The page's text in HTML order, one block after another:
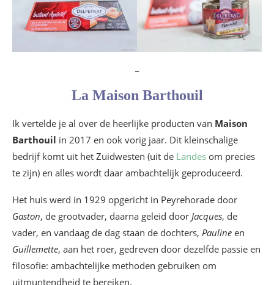
La Maison Barthouil
Ik vertelde je al over de heerlijke producten van Maison
Barthouil in 2017 en ook vorig jaar. Dit kleinschalige
bedrijf komt uit het Zuidwesten (uit de Landes om precies
te zijn) en alles wordt daar ambachtelijk geproduceerd.
Het huis werd in 1929 opgericht in Peyrehorade door
Gaston, de grootvader, daarna geleid door Jacques, de
vader, en vandaag de dag staan de dochters, Pauline en
Guillemette, aan het roer, gedreven door dezelfde passie en
filosofie: ambachtelijke methoden gebruiken om
uitmuntendheid te bereiken.